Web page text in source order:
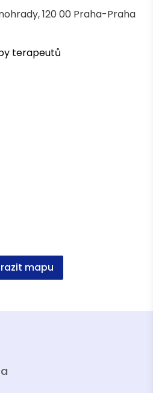
kurzy
koučování
a personální řízení,
120 00 Praha-Praha
mapu